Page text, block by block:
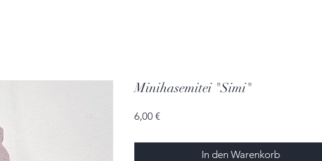
Minihasemitei "Simi"
6,00 €Preis
In den Warenkorb